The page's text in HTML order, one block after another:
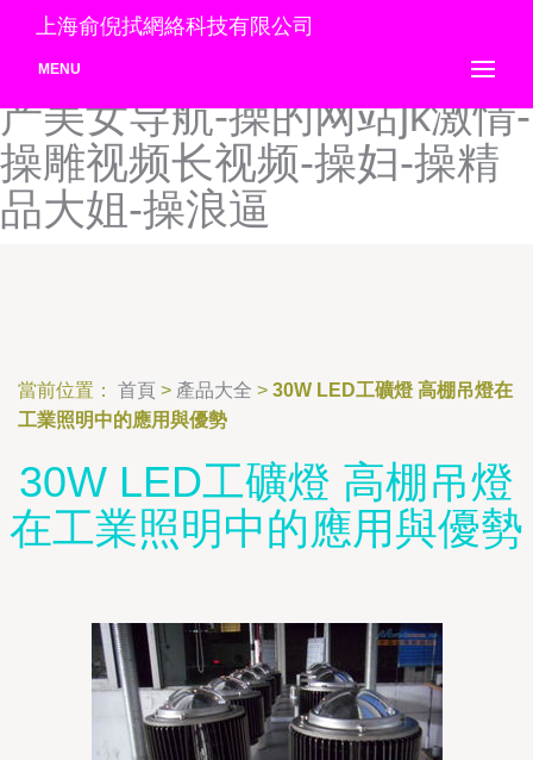
操操操网-操操视频-操操网
站-操操影视-操草草草草国
产美女导航-操的网站jk激情-
操雕视频长视频-操妇-操精
品大姐-操浪逼
上海俞倪拭網絡科技有限公司
MENU
當前位置： 首頁 > 產品大全 > 30W LED工礦燈 高棚吊燈在
工業照明中的應用與優勢
30W LED工礦燈 高棚吊燈
在工業照明中的應用與優勢